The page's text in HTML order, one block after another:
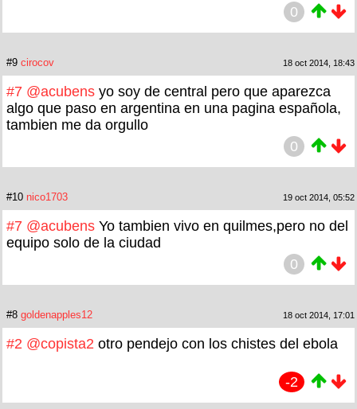
0
#9 cirocov 18 oct 2014, 18:43
#7 @acubens yo soy de central pero que aparezca
algo que paso en argentina en una pagina española,
tambien me da orgullo
0
#10 nico1703 19 oct 2014, 05:52
#7 @acubens Yo tambien vivo en quilmes,pero no del
equipo solo de la ciudad
0
#8 goldenapples12 18 oct 2014, 17:01
#2 @copista2 otro pendejo con los chistes del ebola
-2